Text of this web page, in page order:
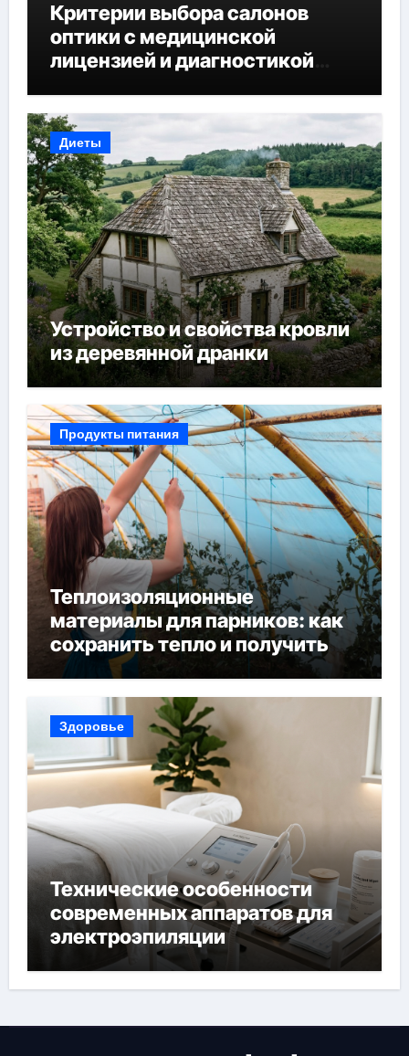
Критерии выбора салонов
оптики с медицинской
лицензией и диагностикой
Диеты
Устройство и свойства кровли
из деревянной дранки
Продукты питания
Теплоизоляционные
материалы для парников: как
сохранить тепло и получить
богатый урожай
Здоровье
Технические особенности
современных аппаратов для
электроэпиляции